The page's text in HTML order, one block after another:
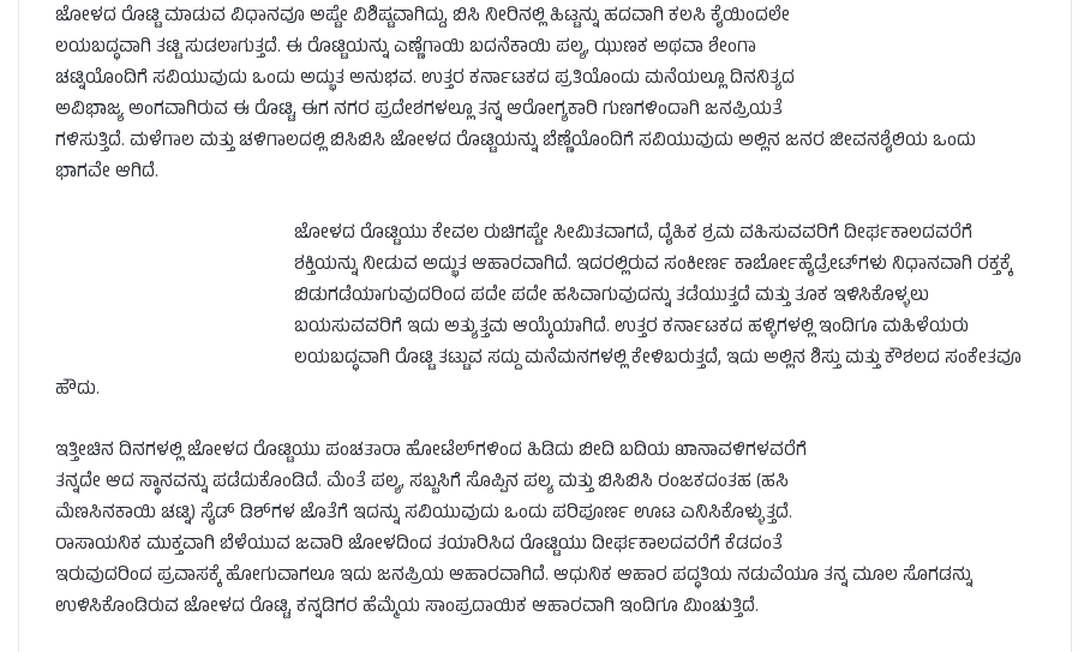
ಜೋಳದ ರೊಟ್ಟಿ ಮಾಡುವ ವಿಧಾನವೂ ಅಷ್ಟೇ ವಿಶಿಷ್ಟವಾಗಿದ್ದು, ಬಿಸಿ ನೀರಿನಲ್ಲಿ ಹಿಟ್ಟನ್ನು ಹದವಾಗಿ ಕಲಸಿ ಕೈಯಿಂದಲೇ
ಲಯಬದ್ಧವಾಗಿ ತಟ್ಟಿ ಸುಡಲಾಗುತ್ತದೆ. ಈ ರೊಟ್ಟಿಯನ್ನು ಎಣ್ಣೆಗಾಯಿ ಬದನೆಕಾಯಿ ಪಲ್ಯ, ಝುಣಕ ಅಥವಾ ಶೇಂಗಾ
ಚಟ್ನಿಯೊಂದಿಗೆ ಸವಿಯುವುದು ಒಂದು ಅದ್ಭುತ ಅನುಭವ. ಉತ್ತರ ಕರ್ನಾಟಕದ ಪ್ರತಿಯೊಂದು ಮನೆಯಲ್ಲೂ ದಿನನಿತ್ಯದ
ಅವಿಭಾಜ್ಯ ಅಂಗವಾಗಿರುವ ಈ ರೊಟ್ಟಿ, ಈಗ ನಗರ ಪ್ರದೇಶಗಳಲ್ಲೂ ತನ್ನ ಆರೋಗ್ಯಕಾರಿ ಗುಣಗಳಿಂದಾಗಿ ಜನಪ್ರಿಯತೆ
ಗಳಿಸುತ್ತಿದೆ. ಮಳೆಗಾಲ ಮತ್ತು ಚಳಿಗಾಲದಲ್ಲಿ ಬಿಸಿಬಿಸಿ ಜೋಳದ ರೊಟ್ಟಿಯನ್ನು ಬೆಣ್ಣೆಯೊಂದಿಗೆ ಸವಿಯುವುದು ಅಲ್ಲಿನ ಜನರ ಜೀವನಶೈಲಿಯ ಒಂದು
ಭಾಗವೇ ಆಗಿದೆ.
ಜೋಳದ ರೊಟ್ಟಿಯು ಕೇವಲ ರುಚಿಗಷ್ಟೇ ಸೀಮಿತವಾಗದೆ, ದೈಹಿಕ ಶ್ರಮ ವಹಿಸುವವರಿಗೆ ದೀರ್ಘಕಾಲದವರೆಗೆ
ಶಕ್ತಿಯನ್ನು ನೀಡುವ ಅದ್ಭುತ ಆಹಾರವಾಗಿದೆ. ಇದರಲ್ಲಿರುವ ಸಂಕೀರ್ಣ ಕಾರ್ಬೋಹೈಡ್ರೇಟ್‌ಗಳು ನಿಧಾನವಾಗಿ ರಕ್ತಕ್ಕೆ
ಬಿಡುಗಡೆಯಾಗುವುದರಿಂದ ಪದೇ ಪದೇ ಹಸಿವಾಗುವುದನ್ನು ತಡೆಯುತ್ತದೆ ಮತ್ತು ತೂಕ ಇಳಿಸಿಕೊಳ್ಳಲು
ಬಯಸುವವರಿಗೆ ಇದು ಅತ್ಯುತ್ತಮ ಆಯ್ಕೆಯಾಗಿದೆ. ಉತ್ತರ ಕರ್ನಾಟಕದ ಹಳ್ಳಿಗಳಲ್ಲಿ ಇಂದಿಗೂ ಮಹಿಳೆಯರು
ಲಯಬದ್ಧವಾಗಿ ರೊಟ್ಟಿ ತಟ್ಟುವ ಸದ್ದು ಮನೆಮನಗಳಲ್ಲಿ ಕೇಳಿಬರುತ್ತದೆ, ಇದು ಅಲ್ಲಿನ ಶಿಸ್ತು ಮತ್ತು ಕೌಶಲದ ಸಂಕೇತವೂ
ಹೌದು.
ಇತ್ತೀಚಿನ ದಿನಗಳಲ್ಲಿ ಜೋಳದ ರೊಟ್ಟಿಯು ಪಂಚತಾರಾ ಹೋಟೆಲ್‌ಗಳಿಂದ ಹಿಡಿದು ಬೀದಿ ಬದಿಯ ಖಾನಾವಳಿಗಳವರೆಗೆ
ತನ್ನದೇ ಆದ ಸ್ಥಾನವನ್ನು ಪಡೆದುಕೊಂಡಿದೆ. ಮೆಂತೆ ಪಲ್ಯ, ಸಬ್ಬಸಿಗೆ ಸೊಪ್ಪಿನ ಪಲ್ಯ ಮತ್ತು ಬಿಸಿಬಿಸಿ ರಂಜಕದಂತಹ (ಹಸಿ
ಮೆಣಸಿನಕಾಯಿ ಚಟ್ನಿ) ಸೈಡ್ ಡಿಶ್‌ಗಳ ಜೊತೆಗೆ ಇದನ್ನು ಸವಿಯುವುದು ಒಂದು ಪರಿಪೂರ್ಣ ಊಟ ಎನಿಸಿಕೊಳ್ಳುತ್ತದೆ.
ರಾಸಾಯನಿಕ ಮುಕ್ತವಾಗಿ ಬೆಳೆಯುವ ಜವಾರಿ ಜೋಳದಿಂದ ತಯಾರಿಸಿದ ರೊಟ್ಟಿಯು ದೀರ್ಘಕಾಲದವರೆಗೆ ಕೆಡದಂತೆ
ಇರುವುದರಿಂದ ಪ್ರವಾಸಕ್ಕೆ ಹೋಗುವಾಗಲೂ ಇದು ಜನಪ್ರಿಯ ಆಹಾರವಾಗಿದೆ. ಆಧುನಿಕ ಆಹಾರ ಪದ್ಧತಿಯ ನಡುವೆಯೂ ತನ್ನ ಮೂಲ ಸೊಗಡನ್ನು
ಉಳಿಸಿಕೊಂಡಿರುವ ಜೋಳದ ರೊಟ್ಟಿ, ಕನ್ನಡಿಗರ ಹೆಮ್ಮೆಯ ಸಾಂಪ್ರದಾಯಿಕ ಆಹಾರವಾಗಿ ಇಂದಿಗೂ ಮಿಂಚುತ್ತಿದೆ.